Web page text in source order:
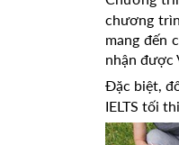
chương
mang đến
nhận được
Đặc biệt,
IELTS tối